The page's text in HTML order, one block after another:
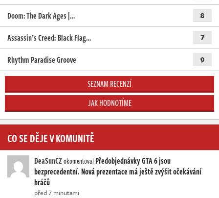
Doom: The Dark Ages |… 8
Assassin’s Creed: Black Flag… 7
Rhythm Paradise Groove 9
SEZNAM RECENZÍ
JAK HODNOTÍME
CO SE DĚJE V KOMUNITĚ
DeaSunCZokomentoval Předobjednávky GTA 6 jsou
bezprecedentní. Nová prezentace má ještě zvýšit očekávání
hráčů
před 7 minutami